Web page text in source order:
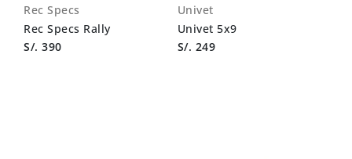
Rec Specs
Rec Specs Rally
S/. 390
Univet
Univet 5x9
S/. 249